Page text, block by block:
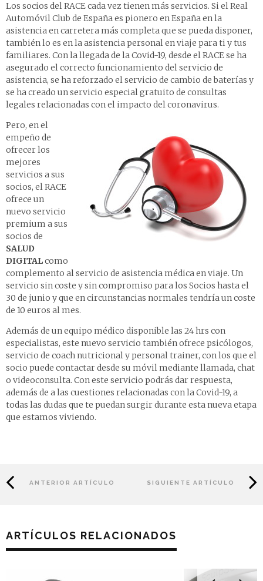
Los socios del RACE cada vez tienen más servicios. Si el Real
Automóvil Club de España es pionero en España en la
asistencia en carretera más completa que se pueda disponer,
también lo es en la asistencia personal en viaje para ti y tus
familiares. Con la llegada de la Covid-19, desde el RACE se ha
asegurado el correcto funcionamiento del servicio de
asistencia, se ha reforzado el servicio de cambio de baterías y
se ha creado un servicio especial gratuito de consultas
legales relacionadas con el impacto del coronavirus.
Pero, en el
empeño de
ofrecer los
mejores
servicios a sus
socios, el RACE
ofrece un
nuevo servicio
premium a sus
socios de
SALUD
DIGITALcomo
complemento al servicio de asistencia médica en viaje. Un
servicio sin coste y sin compromiso para los Socios hasta el
30 de junio y que en circunstancias normales tendría un coste
de 10 euros al mes.
Además de un equipo médico disponible las 24 hrs con
especialistas, este nuevo servicio también ofrece psicólogos,
servicio de coach nutricional y personal trainer, con los que el
socio puede contactar desde su móvil mediante llamada, chat
o videoconsulta. Con este servicio podrás dar respuesta,
además de a las cuestiones relacionadas con la Covid-19, a
todas las dudas que te puedan surgir durante esta nueva etapa
que estamos viviendo.
ANTERIOR ARTÍCULO SIGUIENTE ARTÍCULO
ARTÍCULOS RELACIONADOS